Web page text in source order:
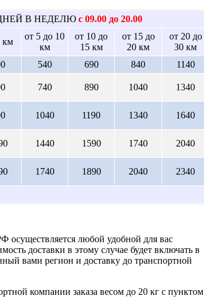
В НЕДЕЛЮ с 09.00 до 20.00
км
от 5 до 10
км
от 10 до
15 км
от 15 до
20 км
от 20 до
30 км
540 690 840
1140
740 890 1040 1340
1040 1190 1340 1640
1440 1590 1740 2040
1740 1890 2040 2340
осуществляется любой удобной для вас
доставки в этому случае будет включать в
вами регион и доставку до транспортной
компании заказа весом до 20 кг с пунктом